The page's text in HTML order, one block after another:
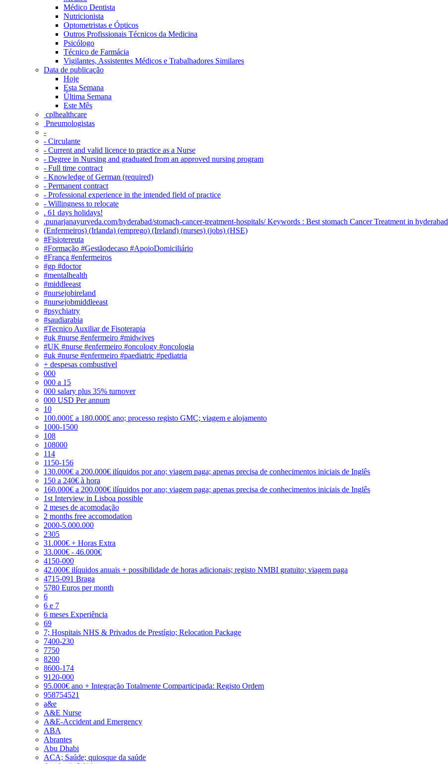
Médico Dentista
Nutricionista
Optometristas e Ópticos
Outros Profissionais Técnicos da Medicina
Psicólogo
Técnico de Farmácia
Vigilantes, Assistentes Médicos e Trabalhadores Similares
Data de publicação
Hoje
Esta Semana
Última Semana
Este Mês
‎ cplhealthcare‬
Pneumologistas
-
- Circulante
- Current and valid licence to practice as a Nurse
- Degree in Nursing and graduated from an approved nursing program
- Full time contract
- Knowledge of German (required)
- Permanent contract
- Professional experience in the intended field of practice
- Willingness to relocate
. 61 days holidays!
.punarjanayurveda.com/hyderabad/stomach-cancer-treatment-hospitals/ Keywords : Best stomach Cancer Treatment in hyderabad
(Enfermeiros) (Irlanda) (emprego) (Ireland) (nurses) (jobs) (HSE)
#Fisiotereuta
#Formação #Gestãodecaso #ApoioDomiciliário
#França #enfermeiros
#gp #doctor
#mentalhealth
#middleeast
#nursejobireland
#nursejobmiddleeast
#psychiatry
#saudiarabia
#Tecnico Auxiliar de Fisoterapia
#uk #nurse #enfermeiro #midwives
#UK #nurse #enfermeiro #oncology #oncologia
#uk #nurse #enfermeiro #paediatric #pediatria
+ despesas combustivel
000
000 a 15
000 salary plus 35% turnover
000 USD Per annum
10
100.000£ a 180.000£ ano; processo registo GMC; viagem e alojamento
1000-1500
108
108000
114
1150-156
130.000€ a 200.000€ ilíquidos por ano; viagem paga; apenas precisa de conhecimentos iniciais de Inglês
150 a 240€ à hora
160.000€ a 200.000€ ilíquidos por ano; viagem paga; apenas precisa de conhecimentos iniciais de Inglês
1st Interview in Lisboa possible
2 meses de acomodação
2 months free accomodation
2000-5.000.000
2305
31.000€ + Horas Extra
33.000€ - 46.000€
4150-000
42.000€ ilíquidos anuais + possibilidade de horas adicionais; registo NMBI gratuito; viagem paga
4715-091 Braga
5780 Euros per month
6
6 e 7
6 meses Experiência
69
7; Hospitais NHS & Privados de Prestígio; Relocation Package
7400-230
7750
8200
8600-174
9120-000
95.000€ ano + Integração Totalmente Comparticipada: Registo Ordem
958754521
a&e
A&E Nurse
A&E-Accident and Emergency
ABA
Abrantes
Abu Dhabi
ACA; Saúde; quiosque da saúde